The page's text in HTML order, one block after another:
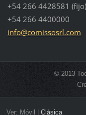
+54 266 4428581 (fijo)
+54 266 4400000
info@comissosrl.com
© 2013
Ver: Móvil Clásica